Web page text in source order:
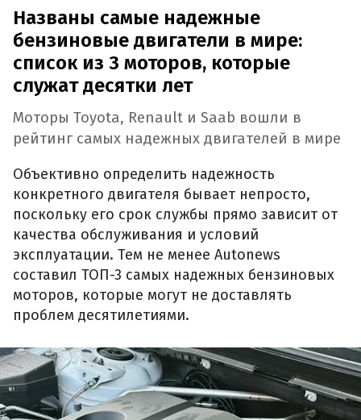
Названы самые надежные
бензиновые двигатели в мире:
список из 3 моторов, которые
служат десятки лет
Моторы Toyota, Renault и Saab вошли в
рейтинг самых надежных двигателей в мире
Объективно определить надежность
конкретного двигателя бывает непросто,
поскольку его срок службы прямо зависит от
качества обслуживания и условий
эксплуатации. Тем не менее Autonews
составил ТОП-3 самых надежных бензиновых
моторов, которые могут не доставлять
проблем десятилетиями.